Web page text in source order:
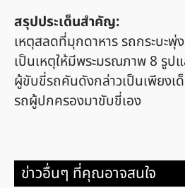
สรุปประเด็นสำคัญ:
เหตุสลดที่มุกดาหาร รถกระบะ
เป็นเหตุให้มีพระมรณภาพ 8 รูป
ผู้ขับขี่รถคันดังกล่าวเป็นเพียงเ
รถผู้ปกครองมาขับขี่เอง
ข่าวอื่นๆ ที่คุณอาจสนใจ